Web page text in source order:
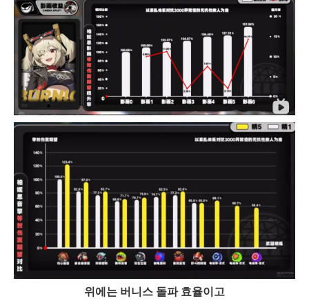
위에는 버니스 돌파 효율이고